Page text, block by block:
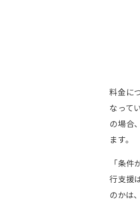
料金に
なって
の場合
ます。
「条
行支援
のかは